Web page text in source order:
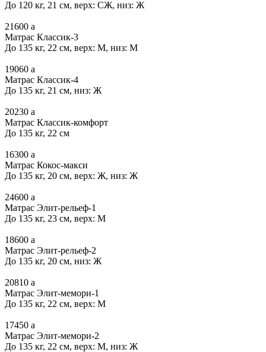
До 120 кг, 21 см, верх: СЖ, низ: Ж
21600 a
Матрас Классик-3
До 135 кг, 22 см, верх: М, низ: М
19060 a
Матрас Классик-4
До 135 кг, 21 см, низ: Ж
20230 a
Матрас Классик-комфорт
До 135 кг, 22 см
16300 a
Матрас Кокос-макси
До 135 кг, 20 см, верх: Ж, низ: Ж
24600 a
Матрас Элит-рельеф-1
До 135 кг, 23 см, верх: М
18600 a
Матрас Элит-рельеф-2
До 135 кг, 20 см, низ: Ж
20810 a
Матрас Элит-мемори-1
До 135 кг, 22 см, верх: М
17450 a
Матрас Элит-мемори-2
До 135 кг, 22 см, верх: М, низ: Ж